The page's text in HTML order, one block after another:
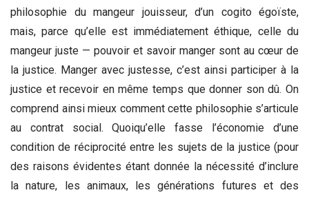
philosophie du mangeur jouisseur, d’un cogito égoïste,
mais, parce qu’elle est immédiatement éthique, celle du
mangeur juste — pouvoir et savoir manger sont au cœur de
la justice. Manger avec justesse, c’est ainsi participer à la
justice et recevoir en même temps que donner son dû. On
comprend ainsi mieux comment cette philosophie s’articule
au contrat social. Quoiqu’elle fasse l’économie d’une
condition de réciprocité entre les sujets de la justice (pour
des raisons évidentes étant donnée la nécessité d’inclure
la nature, les animaux, les générations futures et des